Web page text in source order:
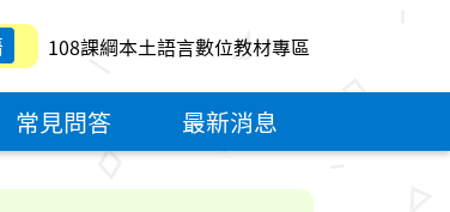
108課綱本土語言數位教材專區
常見問答 最新消息